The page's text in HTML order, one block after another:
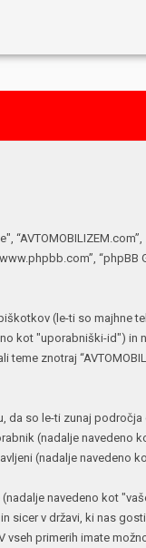
“AVTOMOBILIZEM.com”,
“phpBB
(le-ti so majhne
kot "uporabniški-id") in
znotraj
da so le-ti zunaj
(nadalje navedeno
(nadalje navedeno
navedeno kot
sicer v državi, ki nas
vseh primerih imate